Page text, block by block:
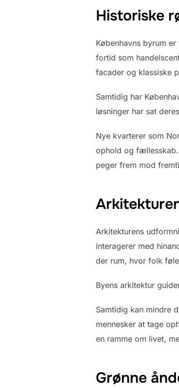
Historiske
Københavns byrum
fortid som
facader og klassiske
Samtidig har
løsninger har sat
Nye kvarterer som
ophold og
peger frem mod
Arkitekturens
interagerer med
der rum, hvor folk
Byens arkitektur
Samtidig kan mindre
mennesker at tage
en ramme om livet,
Grønne